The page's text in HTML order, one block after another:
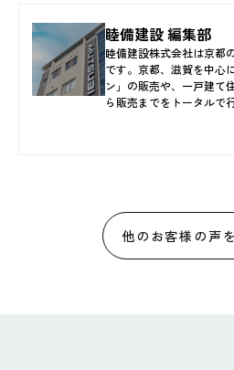
睦備建設 編集部
睦備建設株式会社は京都
です。京都、滋賀を中心
ン」の販売や、一戸建て
ら販売までをトータルで
他のお客様の声